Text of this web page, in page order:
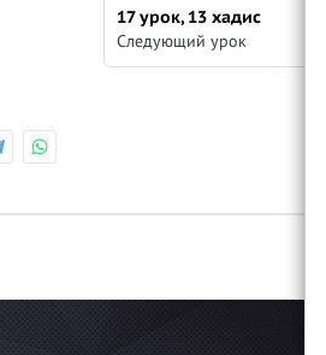
17 урок, 13 хадис
Следующий урок